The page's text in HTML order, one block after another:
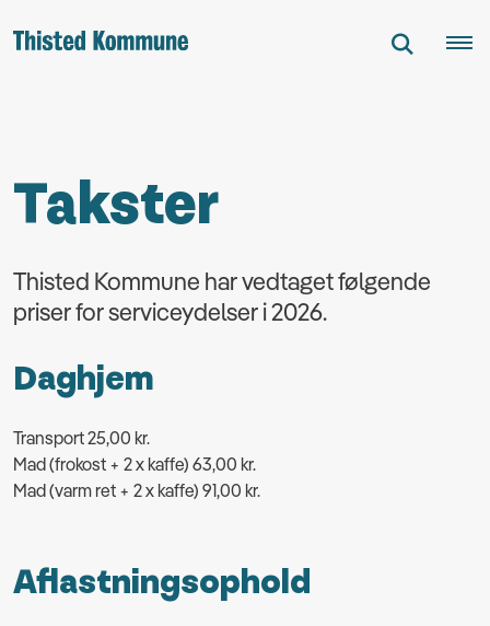
Takster
Thisted Kommune har vedtaget følgende
priser for serviceydelser i 2026.
Daghjem
Transport 25,00 kr.
Mad (frokost + 2 x kaffe) 63,00 kr.
Mad (varm ret + 2 x kaffe) 91,00 kr.
Aflastningsophold